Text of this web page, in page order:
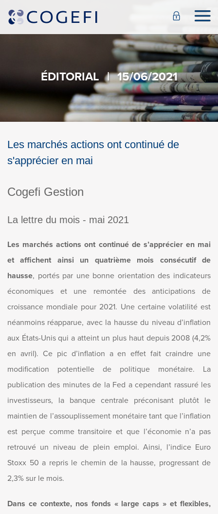
ÉDITORIAL | 15/06/2021
Les marchés actions ont continué de
s'apprécier en mai
Cogefi Gestion
La lettre du mois - mai 2021
Les marchés actions ont continué de s’apprécier en mai
et affichent ainsi un quatrième mois consécutif de
hausse, portés par une bonne orientation des indicateurs
économiques et une remontée des anticipations de
croissance mondiale pour 2021. Une certaine volatilité est
néanmoins réapparue, avec la hausse du niveau d’inflation
aux États-Unis qui a atteint un plus haut depuis 2008 (4,2%
en avril). Ce pic d’inflation a en effet fait craindre une
modification potentielle de politique monétaire. La
publication des minutes de la Fed a cependant rassuré les
investisseurs, la banque centrale préconisant plutôt le
maintien de l’assouplissement monétaire tant que l’inflation
est perçue comme transitoire et que l’économie n’a pas
retrouvé un niveau de plein emploi. Ainsi, l’indice Euro
Stoxx 50 a repris le chemin de la hausse, progressant de
2,3% sur le mois.
Dans ce contexte, nos fonds « large caps » et flexibles,